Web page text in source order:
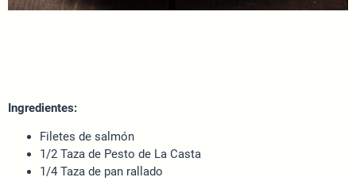
Ingredientes:
Filetes de salmón
1/2 Taza de Pesto de La Casta
1/4 Taza de pan rallado